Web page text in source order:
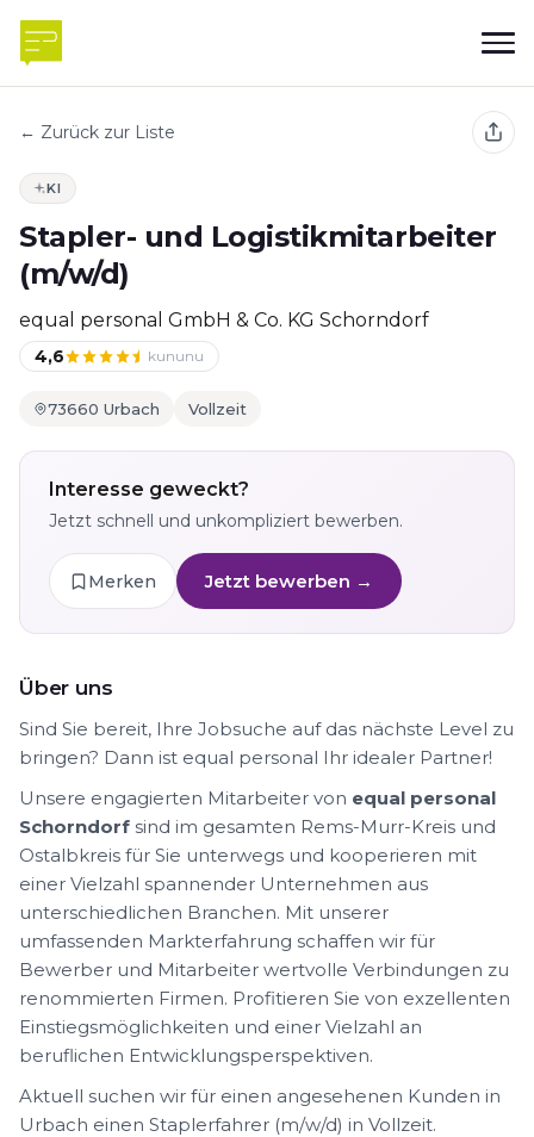
← Zurück zur Liste
KI
Stapler- und Logistikmitarbeiter
(m/w/d)
equal personal GmbH & Co. KG Schorndorf
4,6 kununu
73660 Urbach Vollzeit
Interesse geweckt?
Jetzt schnell und unkompliziert bewerben.
Merken Jetzt bewerben →
Über uns
Sind Sie bereit, Ihre Jobsuche auf das nächste Level zu
bringen? Dann ist equal personal Ihr idealer Partner!
Unsere engagierten Mitarbeiter von equal personal
Schorndorf sind im gesamten Rems-Murr-Kreis und
Ostalbkreis für Sie unterwegs und kooperieren mit
einer Vielzahl spannender Unternehmen aus
unterschiedlichen Branchen. Mit unserer
umfassenden Markterfahrung schaffen wir für
Bewerber und Mitarbeiter wertvolle Verbindungen zu
renommierten Firmen. Profitieren Sie von exzellenten
Einstiegsmöglichkeiten und einer Vielzahl an
beruflichen Entwicklungsperspektiven.
Aktuell suchen wir für einen angesehenen Kunden in
Urbach einen Staplerfahrer (m/w/d) in Vollzeit.